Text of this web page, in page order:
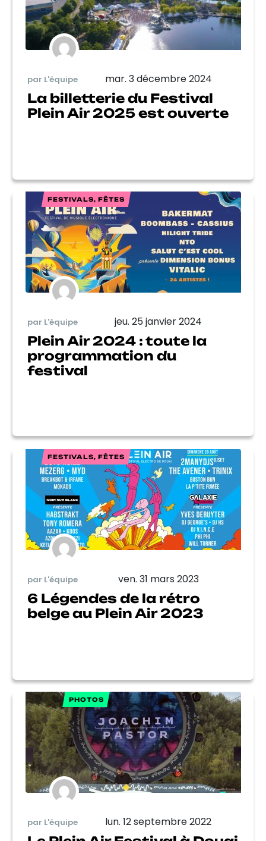
par L'équipe mar. 3 décembre 2024
La billetterie du Festival
Plein Air 2025 est ouverte
FESTIVALS, FÊTES
par L'équipe jeu. 25 janvier 2024
Plein Air 2024 : toute la
programmation du
festival
FESTIVALS, FÊTES
par L'équipe ven. 31 mars 2023
6 Légendes de la rétro
belge au Plein Air 2023
PHOTOS
par L'équipe lun. 12 septembre 2022